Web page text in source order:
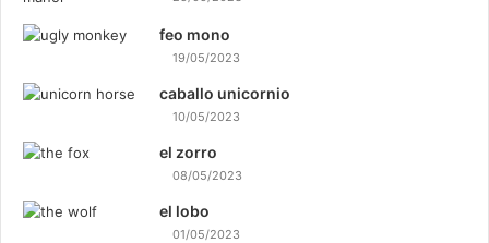
feo mono
19/05/2023
caballo unicornio
10/05/2023
el zorro
08/05/2023
el lobo
01/05/2023